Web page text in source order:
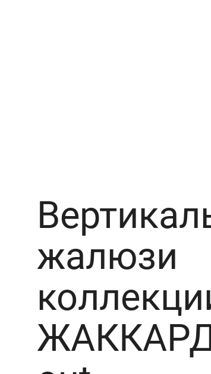
жалюзи